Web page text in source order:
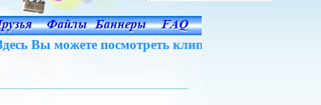
Вы можете посмотреть клипы Студии в